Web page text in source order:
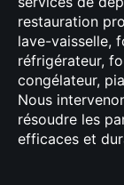
restauration
lave-vaisselle,
réfrigérateur,
congélateur,
Nous
résoudre les
efficaces et